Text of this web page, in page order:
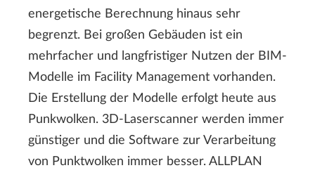
energetische Berechnung hinaus sehr
begrenzt. Bei großen Gebäuden ist ein
mehrfacher und langfristiger Nutzen der BIM-
Modelle im Facility Management vorhanden.
Die Erstellung der Modelle erfolgt heute aus
Punkwolken. 3D-Laserscanner werden immer
günstiger und die Software zur Verarbeitung
von Punktwolken immer besser. ALLPLAN